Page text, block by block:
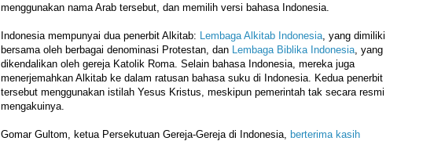
menggunakan nama Arab tersebut, dan memilih versi bahasa Indonesia.
Indonesia mempunyai dua penerbit Alkitab: Lembaga Alkitab Indonesia , yang dimiliki
bersama oleh berbagai denominasi Protestan, dan
Lembaga Biblika Indonesia , yang
dikendalikan oleh gereja Katolik Roma. Selain bahasa Indonesia, mereka juga
menerjemahkan Alkitab ke dalam ratusan bahasa suku di Indonesia. Kedua penerbit
tersebut menggunakan istilah Yesus Kristus, meskipun pemerintah tak secara resmi
mengakuinya.
Gomar Gultom, ketua Persekutuan Gereja-Gereja di Indonesia,
berterima kasih